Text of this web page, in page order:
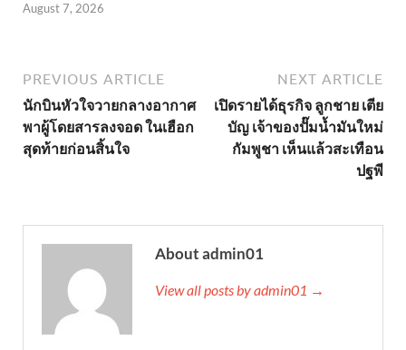
August 7, 2026
PREVIOUS ARTICLE
นักบินหัวใจวายกลางอากาศ
พาผู้โดยสารลงจอด ในเฮือก
สุดท้ายก่อนสิ้นใจ
NEXT ARTICLE
เปิดรายได้ธุรกิจ ลูกชาย เตีย
บัญ เจ้าของปั๊มน้ำมันใหม่
กัมพูชา เห็นแล้วสะเทือน
ปฐพี
About admin01
View all posts by admin01 →